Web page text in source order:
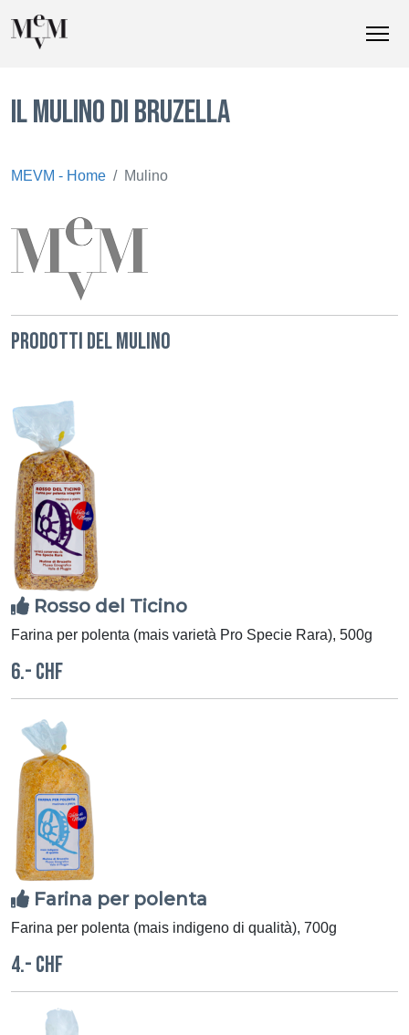
IL MULINO DI BRUZELLA
MEVM - Home Mulino
PRODOTTI DEL MULINO
Rosso del Ticino
Farina per polenta (mais varietà Pro Specie Rara), 500g
6.- CHF
Farina per polenta
Farina per polenta (mais indigeno di qualità), 700g
4.- CHF